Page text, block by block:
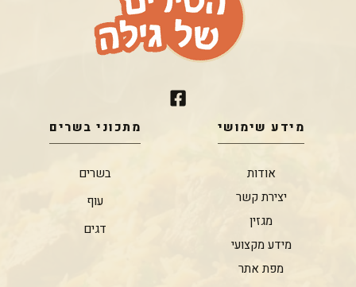
מידע שימושי
אודות
יצירת קשר
מגזין
מידע מקצועי
מפת אתר
מתכוני בשרים
בשרים
עוף
דגים